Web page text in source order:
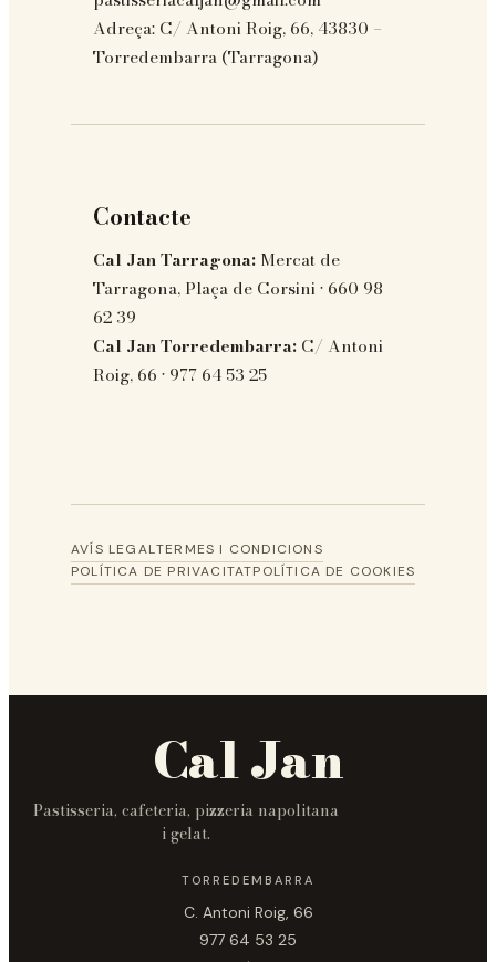
Adreça: C/ Antoni Roig, 66, 43830 –
Torredembarra (Tarragona)
Contacte
Cal Jan Tarragona: Mercat de
Tarragona, Plaça de Corsini · 660 98
62 39
Cal Jan Torredembarra: C/ Antoni
Roig, 66 · 977 64 53 25
AVÍS LEGALTERMES I CONDICIONS
POLÍTICA DE PRIVACITATPOLÍTICA DE COOKIES
Cal Jan
Pastisseria, cafeteria, pizzeria napolitana
i gelat.
TORREDEMBARRA
C. Antoni Roig, 66
977 64 53 25